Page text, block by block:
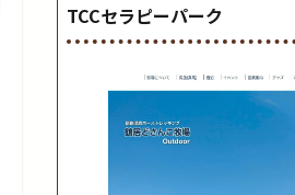
TCCセラピーパーク